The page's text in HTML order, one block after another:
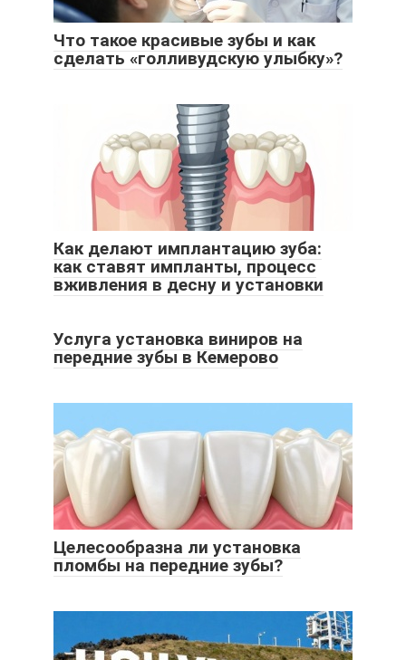
Что такое красивые зубы и как
сделать «голливудскую улыбку»?
Как делают имплантацию зуба:
как ставят импланты, процесс
вживления в десну и установки
Услуга установка виниров на
передние зубы в Кемерово
Целесообразна ли установка
пломбы на передние зубы?